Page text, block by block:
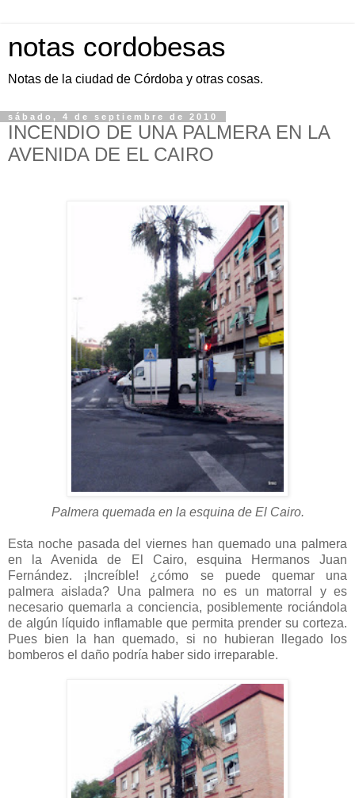
notas cordobesas
Notas de la ciudad de Córdoba y otras cosas.
sábado, 4 de septiembre de 2010
INCENDIO DE UNA PALMERA EN LA
AVENIDA DE EL CAIRO
Palmera quemada en la esquina de El Cairo.
Esta noche pasada del viernes han quemado una palmera
en la Avenida de El Cairo, esquina Hermanos Juan
Fernández. ¡Increíble! ¿cómo se puede quemar una
palmera aislada? Una palmera no es un matorral y es
necesario quemarla a conciencia, posiblemente rociándola
de algún líquido inflamable que permita prender su corteza.
Pues bien la han quemado, si no hubieran llegado los
bomberos el daño podría haber sido irreparable.